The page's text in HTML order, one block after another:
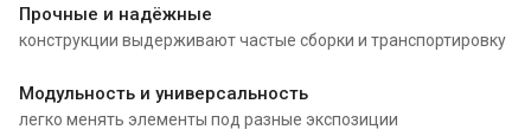
Прочные и надёжные
конструкции выдерживают частые сборки и транспортировку
Модульность и универсальность
легко менять элементы под разные экспозиции